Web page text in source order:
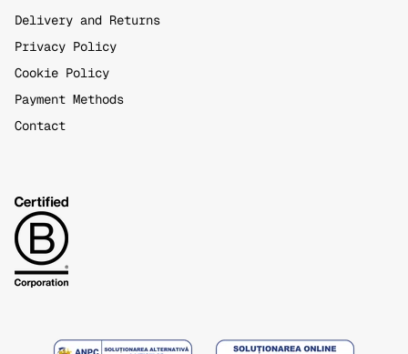
Delivery and Returns
Privacy Policy
Cookie Policy
Payment Methods
Contact